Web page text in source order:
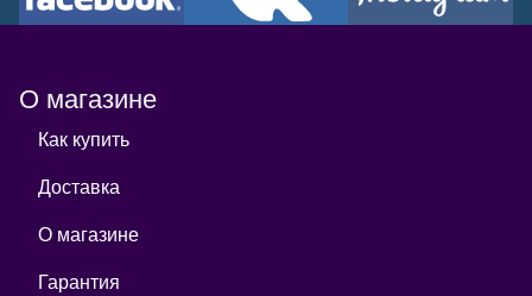
О магазине
Как купить
Доставка
О магазине
Гарантия